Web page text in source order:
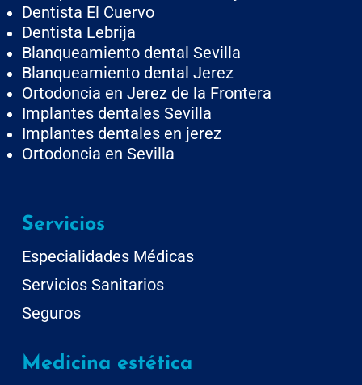
Dentista El Cuervo
Dentista Lebrija
Blanqueamiento dental Sevilla
Blanqueamiento dental Jerez
Ortodoncia en Jerez de la Frontera
Implantes dentales Sevilla
Implantes dentales en jerez
Ortodoncia en Sevilla
Servicios
Especialidades Médicas
Servicios Sanitarios
Seguros
Medicina estética